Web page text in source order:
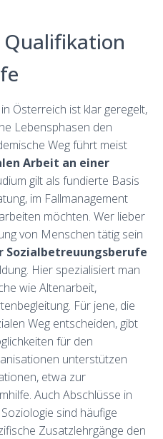
Österreich ist klar geregelt,
Lebensphasen den
Weg führt meist
Arbeit an einer
gilt als fundierte Basis
im Fallmanagement
möchten. Wer lieber
von Menschen tätig sein
Sozialbetreuungsberufe
Hier spezialisiert man
wie Altenarbeit,
Für jene, die
Weg entscheiden, gibt
für den
unterstützen
etwa zur
Auch Abschlüsse in
sind häufige
Zusatzlehrgänge den